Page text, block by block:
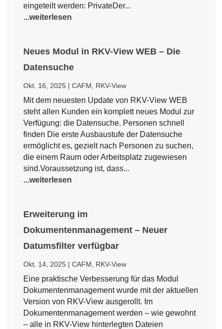
eingeteilt werden: PrivateDer...
...weiterlesen
Neues Modul in RKV-View WEB – Die
Datensuche
Okt. 16, 2025 |CAFM RKV-View
Mit dem neuesten Update von RKV-View WEB
steht allen Kunden ein komplett neues Modul zur
Verfügung: die Datensuche. Personen schnell
finden Die erste Ausbaustufe der Datensuche
ermöglicht es, gezielt nach Personen zu suchen,
die einem Raum oder Arbeitsplatz zugewiesen
sind.Voraussetzung ist, dass...
...weiterlesen
Erweiterung im
Dokumentenmanagement – Neuer
Datumsfilter verfügbar
Okt. 14, 2025 |CAFM RKV-View
Eine praktische Verbesserung für das Modul
Dokumentenmanagement wurde mit der aktuellen
Version von RKV-View ausgerollt. Im
Dokumentenmanagement werden – wie gewohnt
– alle in RKV-View hinterlegten Dateien